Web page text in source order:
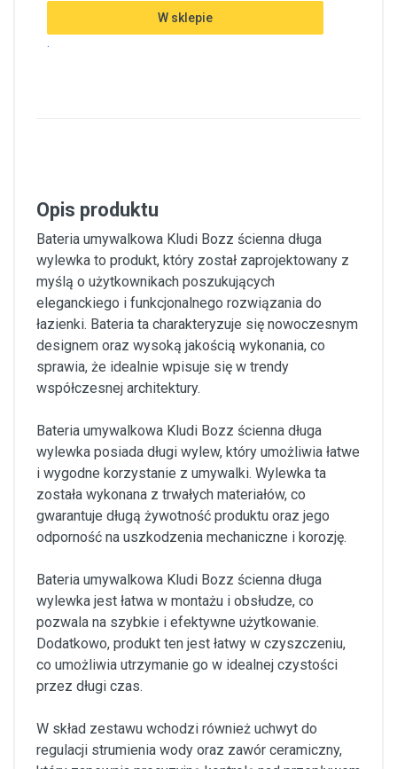
W sklepie
.
Opis produktu
Bateria umywalkowa Kludi Bozz ścienna długa
wylewka to produkt, który został zaprojektowany z
myślą o użytkownikach poszukujących
eleganckiego i funkcjonalnego rozwiązania do
łazienki. Bateria ta charakteryzuje się nowoczesnym
designem oraz wysoką jakością wykonania, co
sprawia, że idealnie wpisuje się w trendy
współczesnej architektury.
Bateria umywalkowa Kludi Bozz ścienna długa
wylewka posiada długi wylew, który umożliwia łatwe
i wygodne korzystanie z umywalki. Wylewka ta
została wykonana z trwałych materiałów, co
gwarantuje długą żywotność produktu oraz jego
odporność na uszkodzenia mechaniczne i korozję.
Bateria umywalkowa Kludi Bozz ścienna długa
wylewka jest łatwa w montażu i obsłudze, co
pozwala na szybkie i efektywne użytkowanie.
Dodatkowo, produkt ten jest łatwy w czyszczeniu,
co umożliwia utrzymanie go w idealnej czystości
przez długi czas.
W skład zestawu wchodzi również uchwyt do
regulacji strumienia wody oraz zawór ceramiczny,